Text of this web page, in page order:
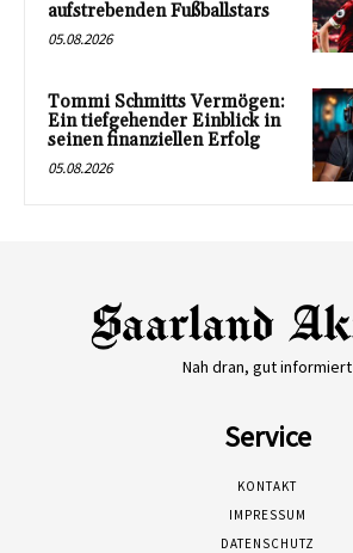
aufstrebenden Fußballstars
05.08.2026
Tommi Schmitts Vermögen:
Ein tiefgehender Einblick in
seinen finanziellen Erfolg
05.08.2026
Nah dran, gut informiert
Service
KONTAKT
IMPRESSUM
DATENSCHUTZ